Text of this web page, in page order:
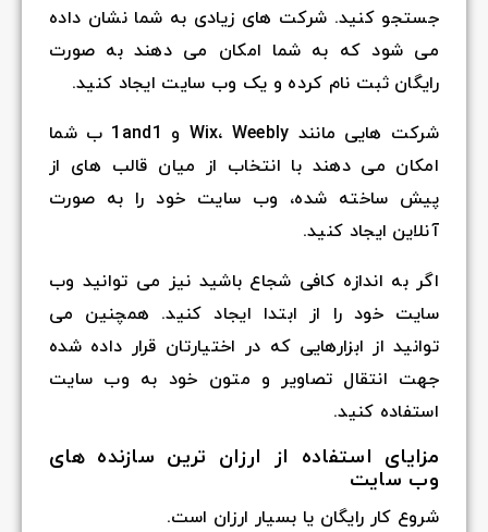
جستجو کنید. شرکت های زیادی به شما نشان داده
می شود که به شما امکان می دهند به صورت
رایگان ثبت نام کرده و یک وب سایت ایجاد کنید.
شرکت هایی مانند Wix، Weebly و 1and1 ب شما
امکان می دهند با انتخاب از میان قالب های از
پیش ساخته شده، وب سایت خود را به صورت
آنلاین ایجاد کنید.
اگر به اندازه کافی شجاع باشید نیز می توانید وب
سایت خود را از ابتدا ایجاد کنید. همچنین می
توانید از ابزارهایی که در اختیارتان قرار داده شده
جهت انتقال تصاویر و متون خود به وب سایت
استفاده کنید.
مزایایاستفاده از ارزان ترین سازنده های
وب سایت
شروع کار رایگان یا بسیار ارزان است.